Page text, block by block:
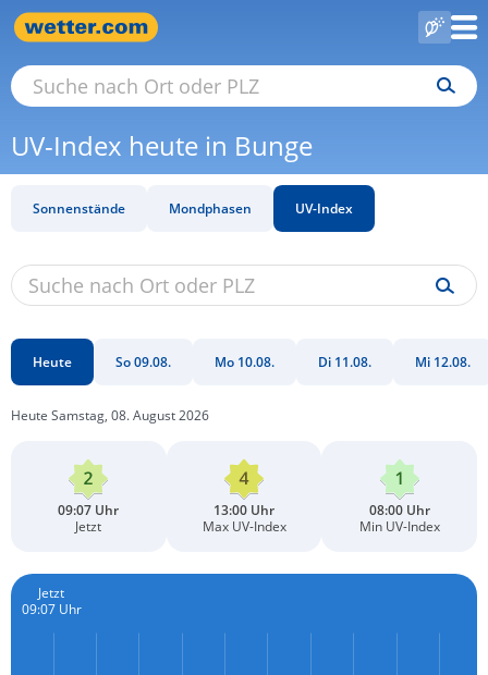
UV-Index heute in Bunge
Sonnenstände Mondphasen UV-Index
Heute So 09.08. Mo 10.08. Di 11.08. Mi 12.08.
Heute Samstag, 08. August 2026
09:07 Uhr
Jetzt
13:00 Uhr
Max UV-Index
08:00 Uhr
Min UV-Index
Jetzt
09:07 Uhr